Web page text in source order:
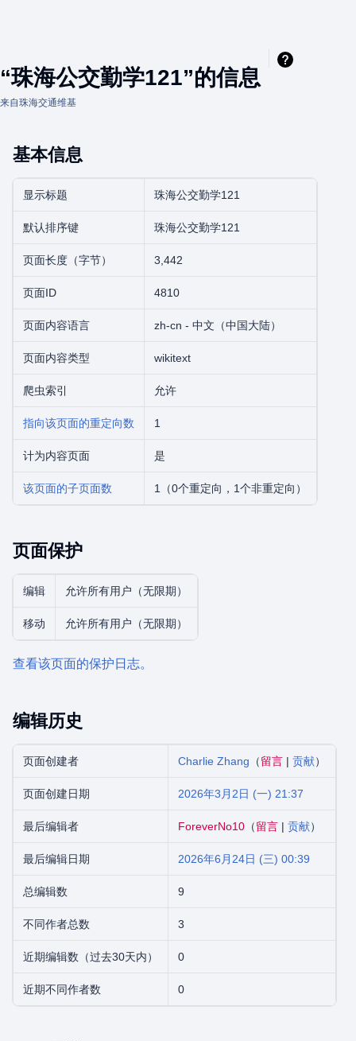
“珠海公交勤学121”的信息
来自珠海交通维基
基本信息
显示标题 珠海公交勤学121
默认排序键 珠海公交勤学121
页面长度（字节） 3,442
页面ID 4810
页面内容语言 zh-cn - 中文（中国大陆）
页面内容类型 wikitext
爬虫索引 允许
指向该页面的重定向数 1
计为内容页面 是
该页面的子页面数 1（0个重定向，1个非重定向）
页面保护
编辑 允许所有用户（无限期）
移动 允许所有用户（无限期）
查看该页面的保护日志。
编辑历史
页面创建者 Charlie Zhang （留言 | 贡献）
页面创建日期 2026年3月2日 (一) 21:37
最后编辑者 ForeverNo10 （留言 | 贡献）
最后编辑日期 2026年6月24日 (三) 00:39
总编辑数 9
不同作者总数 3
近期编辑数（过去30天内） 0
近期不同作者数 0